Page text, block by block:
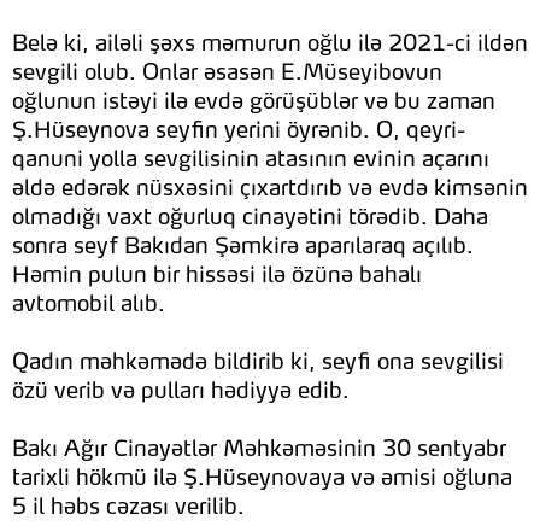
Belə ki, ailəli şəxs məmurun oğlu ilə 2021-ci ildən
sevgili olub. Onlar əsasən E.Müseyibovun
oğlunun istəyi ilə evdə görüşüblər və bu zaman
Ş.Hüseynova seyfin yerini öyrənib. O, qeyri-
qanuni yolla sevgilisinin atasının evinin açarını
əldə edərək nüsxəsini çıxartdırıb və evdə kimsənin
olmadığı vaxt oğurluq cinayətini törədib. Daha
sonra seyf Bakıdan Şəmkirə aparılaraq açılıb.
Həmin pulun bir hissəsi ilə özünə bahalı
avtomobil alıb.
Qadın məhkəmədə bildirib ki, seyfi ona sevgilisi
özü verib və pulları hədiyyə edib.
Bakı Ağır Cinayətlər Məhkəməsinin 30 sentyabr
tarixli hökmü ilə Ş.Hüseynovaya və əmisi oğluna
5 il həbs cəzası verilib.